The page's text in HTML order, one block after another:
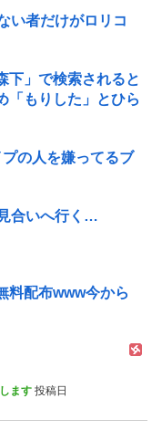
い者だけがロリコ
下」で検索されると
「もりした」とひら
の人を嫌ってるブ
合いへ行く…
料配布www今から
ます 投稿日